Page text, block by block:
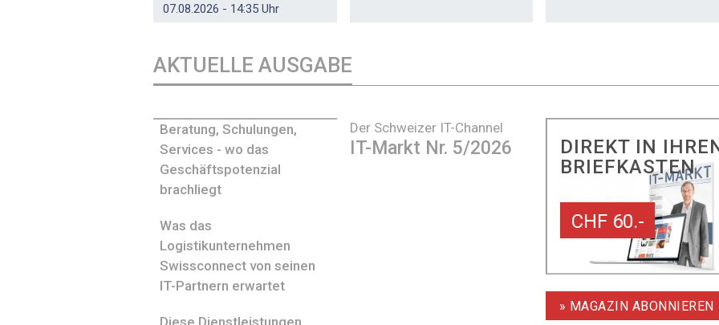
07.08.2026 - 14:35 Uhr
AKTUELLE AUSGABE
Der Schweizer IT-Channel
IT-Markt Nr. 5/2026
Beratung, Schulungen,
Services - wo das
Geschäftspotenzial
brachliegt
Was das
Logistikunternehmen
Swissconnect von seinen
IT-Partnern erwartet
Diese Dienstleistungen
DIREKT IN
BRIEFKASTEN
CHF 60.-
» MAGAZIN ABONNIEREN